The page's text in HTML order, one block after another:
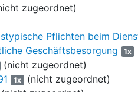
zugeordnet)
Pflichten beim
Geschäftsbesorgung 1x
(nicht zugeordnet)
1x (nicht zugeordnet)